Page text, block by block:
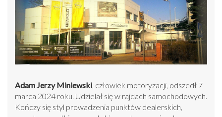
Adam Jerzy Miniewski, człowiek motoryzacji, odszedł 7
marca 2024 roku. Udzielał się w rajdach samochodowych.
Kończy się styl prowadzenia punktów dealerskich,